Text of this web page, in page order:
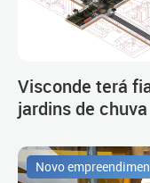
Visconde terá
jardins de chuva
Novo